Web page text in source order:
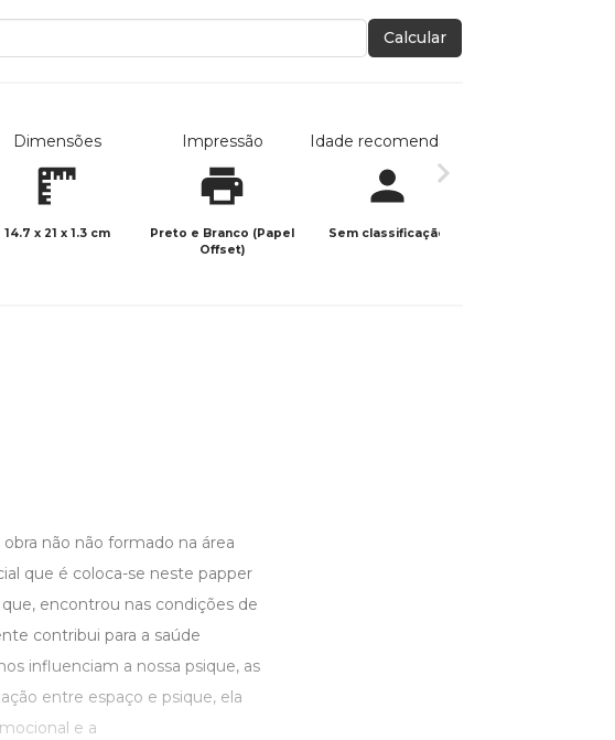
Calcular
Dimensões
14.7 x 21 x 1.3 cm
Impressão
Preto e Branco (Papel
Offset)
Idade recomendada
Sem classificação
não não formado na área
que é coloca-se neste papper
encontrou nas condições de
contribui para a saúde
influenciam a nossa psique, as
entre espaço e psique, ela
e a